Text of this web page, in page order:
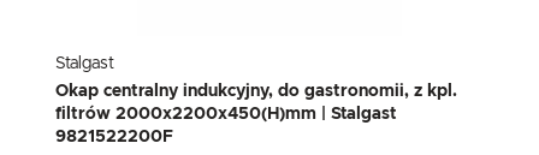
Stalgast
Okap centralny indukcyjny, do gastronomii, z kpl.
filtrów 2000x2200x450(H)mm | Stalgast
9821522200F